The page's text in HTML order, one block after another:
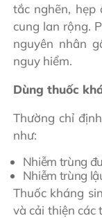
tắc nghẽn, hẹp
cung lan rộng.
nguyên nhân
nguy hiểm.
Dùng thuốc
Thường chỉ
như:
Nhiễm trùng
Nhiễm trùng
Thuốc kháng
và cải thiện các